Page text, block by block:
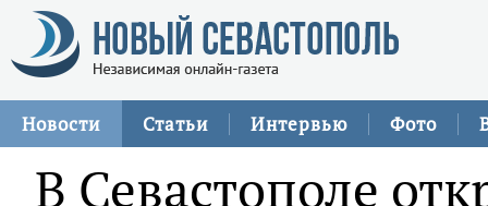
Новости Статьи Интервью Фото
В Севастополе